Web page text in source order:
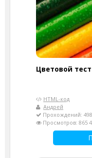
Цветовой
HTML-код
Андрей
Прохождений:
Просмотров: 865